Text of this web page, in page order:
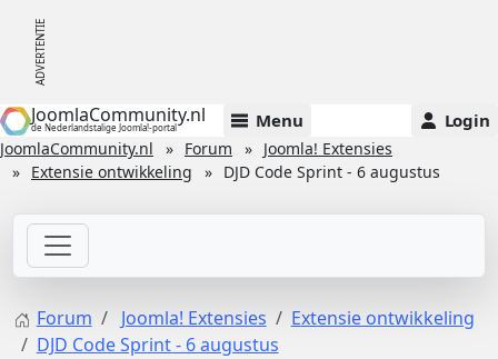
JoomlaCommunity.nl
de Nederlandstalige Joomla!-portal Menu Login
JoomlaCommunity.nl Forum
Joomla! Extensies
Extensie ontwikkeling
DJD Code Sprint - 6 augustus
Forum Joomla! Extensies
Extensie ontwikkeling
DJD Code Sprint - 6 augustus